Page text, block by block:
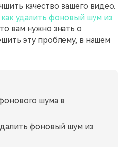
качество вашего видео.
как удалить фоновый шум из
вам нужно знать о
эту проблему, в нашем
шума в
фоновый шум из